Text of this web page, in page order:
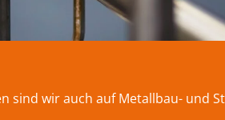
sind wir auch auf Metallbau- und